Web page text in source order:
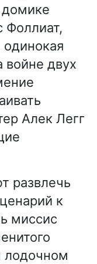
домике
Фоллиат,
двух
Алек Легг
развлечь
к
миссис
лодочном